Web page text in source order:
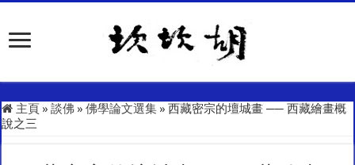
主頁 » 談佛 » 佛學論文選集 » 西藏密宗的壇城畫 ── 西藏繪畫概
說之三